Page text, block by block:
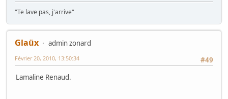
"Te lave pas, j'arrive"
Glaüx
admin zonard
#49
Février 20, 2010, 13:50:34
Lamaline Renaud.